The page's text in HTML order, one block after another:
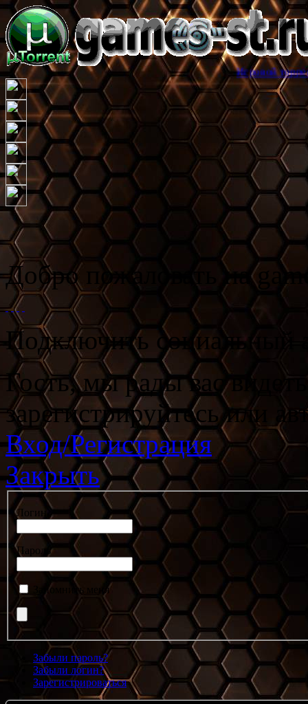
Игровой торрент трекер
Добро пожаловать на
Подключить социальный
Гость, мы рады вас
зарегистрируйтесь или
Вход/Регистрация
Закрыть
Логин
Пароль
Запомнить меня
Забыли пароль?
Забыли логин?
Зарегистрироваться